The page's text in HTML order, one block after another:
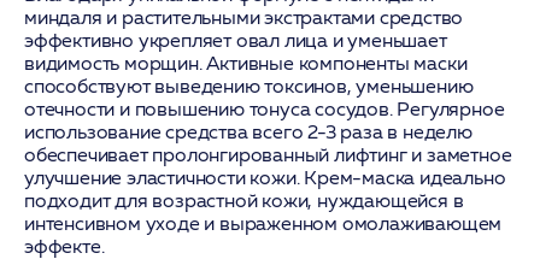
миндаля и растительными экстрактами средство
эффективно укрепляет овал лица и уменьшает
видимость морщин. Активные компоненты маски
способствуют выведению токсинов, уменьшению
отечности и повышению тонуса сосудов. Регулярное
использование средства всего 2-3 раза в неделю
обеспечивает пролонгированный лифтинг и заметное
улучшение эластичности кожи. Крем-маска идеально
подходит для возрастной кожи, нуждающейся в
интенсивном уходе и выраженном омолаживающем
эффекте.